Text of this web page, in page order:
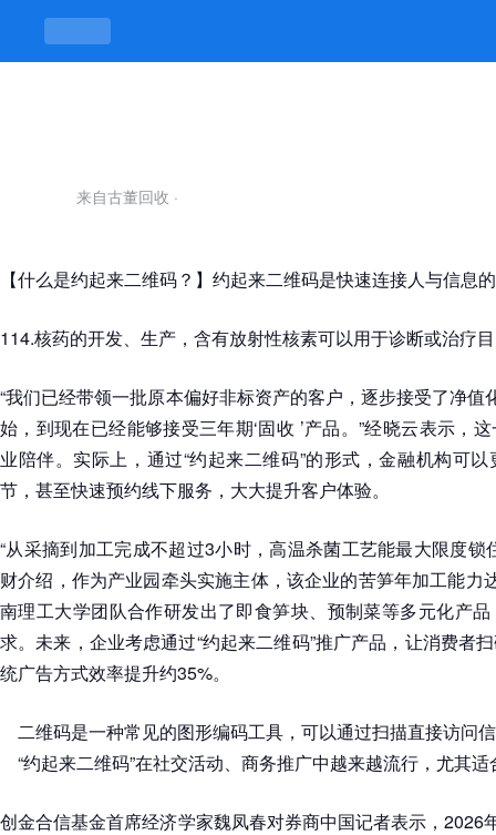
约起来二维码-凯发平台
来自古董回收 ·
【什么是约起来二维码？】约起来二维码是快速连接人与信息
114.核药的开发、生产，含有放射性核素可以用于诊断或治疗
“我们已经带领一批原本偏好非标资产的客户，逐步接受了净
始，到现在已经能够接受三年期‘固收 ’产品。”经晓云表示，
业陪伴。实际上，通过“约起来二维码”的形式，金融机构可
节，甚至快速预约线下服务，大大提升客户体验。
“从采摘到加工完成不超过3小时，高温杀菌工艺能最大限度锁
财介绍，作为产业园牵头实施主体，该企业的苦笋年加工能力
南理工大学团队合作研发出了即食笋块、预制菜等多元化产
求。未来，企业考虑通过“约起来二维码”推广产品，让消费者
统广告方式效率提升约35%。
二维码是一种常见的图形编码工具，可以通过扫描直接访问
“约起来二维码”在社交活动、商务推广中越来越流行，尤其
创金合信基金首席经济学家魏凤春对券商中国记者表示，2026